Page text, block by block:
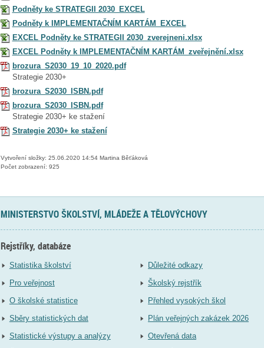
Podněty ke STRATEGII 2030_EXCEL
Podněty k IMPLEMENTAČNÍM KARTÁM_EXCEL
EXCEL Podněty ke STRATEGII 2030_zverejneni.xlsx
EXCEL Podněty k IMPLEMENTAČNÍM KARTÁM_zveřejnění.xlsx
brozura_S2030_19_10_2020.pdf
Strategie 2030+
brozura_S2030_ISBN.pdf
brozura_S2030_ISBN.pdf
Strategie 2030+ ke stažení
Strategie 2030+ ke stažení
Vytvoření složky: 25.06.2020 14:54 Martina Běťáková
Počet zobrazení: 925
MINISTERSTVO ŠKOLSTVÍ, MLÁDEŽE A TĚLOVÝCHOVY
Rejstříky, databáze
Statistika školství
Pro veřejnost
O školské statistice
Sběry statistických dat
Statistické výstupy a analýzy
Důležité odkazy
Školský rejstřík
Přehled vysokých škol
Plán veřejných zakázek 2026
Otevřená data